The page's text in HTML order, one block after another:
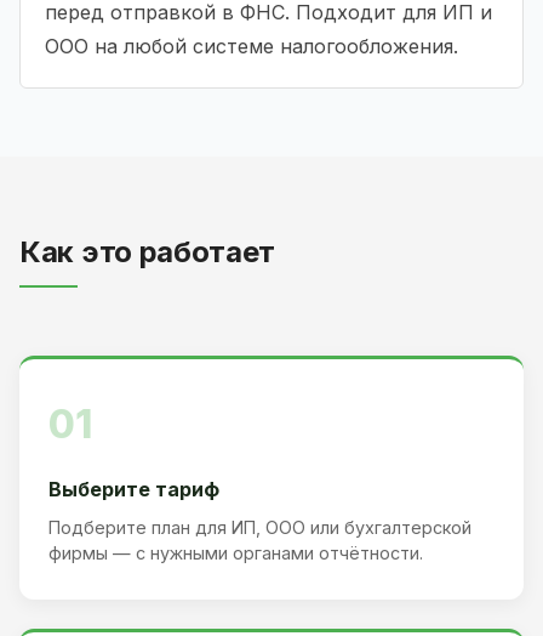
перед отправкой в ФНС. Подходит для ИП и
ООО на любой системе налогообложения.
Как это работает
01
Выберите тариф
Подберите план для ИП, ООО или бухгалтерской
фирмы — с нужными органами отчётности.